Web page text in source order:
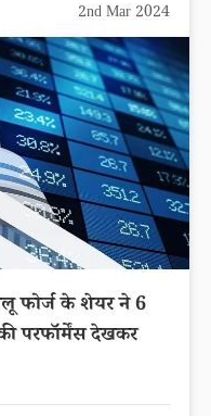
2nd Mar 2024
फोर्ज के शेयर ने 6
परफॉर्मेंस देखकर